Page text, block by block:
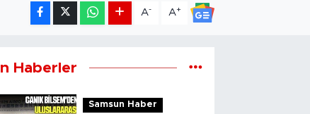
A- A+
Haberler
Samsun Haber